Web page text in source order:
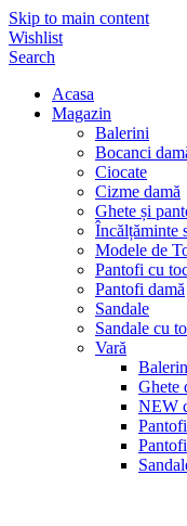
Skip to main content
Wishlist
Search
Acasa
Magazin
Balerini
Bocanci
Ciocate
Cizme damă
Ghete și
Încălțăminte
Modele de
Pantofi cu
Pantofi damă
Sandale
Sandale cu
Vară
Ghete
NEW
Pantofi